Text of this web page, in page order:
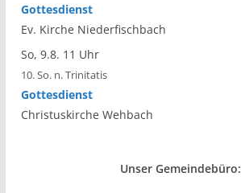
Gottesdienst
Ev. Kirche Niederfischbach
So, 9.8. 11 Uhr
10. So. n. Trinitatis
Gottesdienst
Christuskirche Wehbach
Unser Gemeindebüro: